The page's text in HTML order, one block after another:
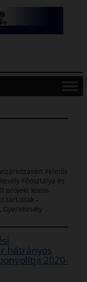
Felelős
Főosztálya és
projekt közös
tartottak –
hátrányos
2020-